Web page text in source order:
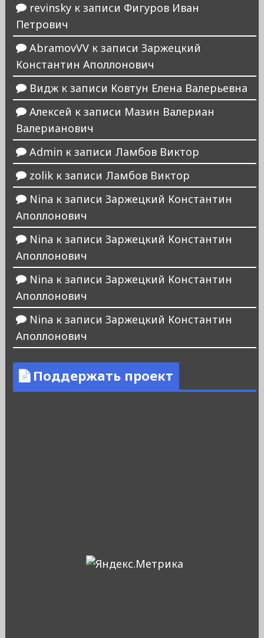
revinskyк записи Фигуров Иван
Петрович
AbramovVVк записи Заржецкий
Константин Аполлонович
Виджк записи Ковтун Елена Валерьевна
Алексей к записи Мазин Валериан
Валерианович
Admin к записи Ламбов Виктор
zolikк записи Ламбов Виктор
Nina к записи Заржецкий Константин
Аполлонович
Nina к записи Заржецкий Константин
Аполлонович
Nina к записи Заржецкий Константин
Аполлонович
Nina к записи Заржецкий Константин
Аполлонович
Поддержать проект